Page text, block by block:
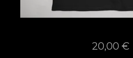
20,00 €